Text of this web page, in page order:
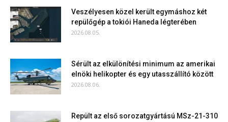
Veszélyesen közel került egymáshoz két
repülőgép a tokiói Haneda légterében
2026.08.05.
Sérült az elkülönítési minimum az amerikai
elnöki helikopter és egy utasszállító között
2026.08.06.
Repült az első sorozatgyártású MSz-21-310